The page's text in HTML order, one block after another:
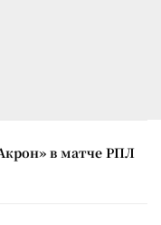
в матче РПЛ